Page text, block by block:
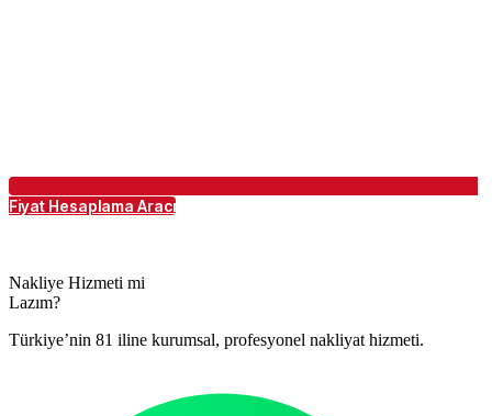
Fiyat Hesaplama Aracı
Nakliye Hizmeti mi
Lazım?
Türkiye’nin 81 iline kurumsal, profesyonel nakliyat hizmeti.